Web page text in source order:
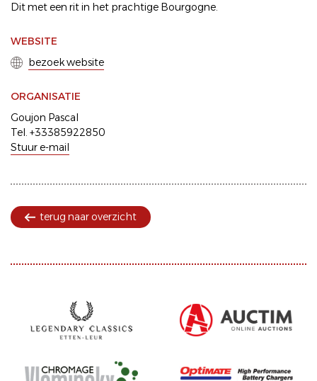
Dit met een rit in het prachtige Bourgogne.
WEBSITE
bezoek website
ORGANISATIE
Goujon Pascal
Tel. +33385922850
Stuur e-mail
terug naar overzicht